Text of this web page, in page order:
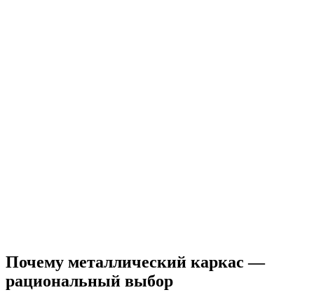
Почему металлический каркас —
рациональный выбор